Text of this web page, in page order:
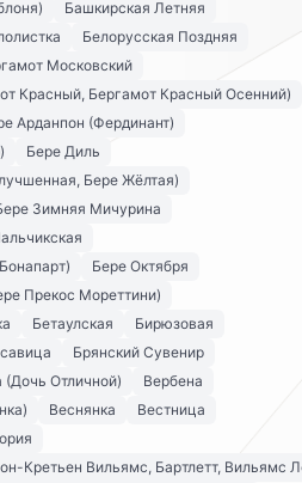
Башкирская Летняя
Белорусская Поздняя
Московский
Красный, Бергамот Красный Осенний)
Арданпон (Фердинант)
Бере Диль
Бере Жёлтая)
Зимняя Мичурина
Бере Октября
Прекос Мореттини)
Бетаулская
Бирюзовая
Брянский Сувенир
(Дочь Отличной)
Вербена
Веснянка
Вестница
Кретьен Вильямс, Бартлетт, Вильямс